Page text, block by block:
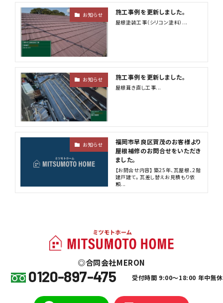
お知らせ 施工事例を更新しました。
屋根塗装工事（シリコン塗料）...
お知らせ 施工事例を更新しました。
屋根葺き直し工事...
お知らせ
福岡市早良区賀茂のお客様より
屋根補修のお問合せをいただき
ました。
【お問合せ内容】 築25年、瓦屋根、2階
建戸建て。 瓦差し替えお見積もり依
頼...
合同会社MERON
0120-897-475 受付時間 9:00～18:00 年中無休